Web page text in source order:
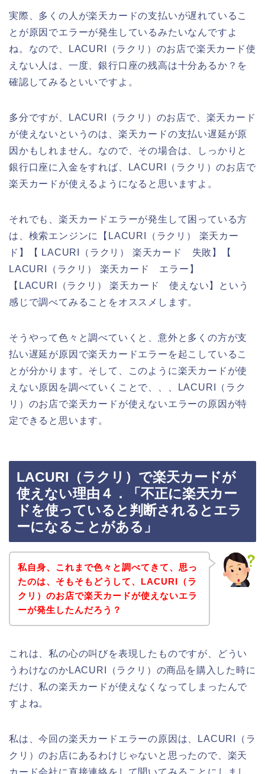
実際、多くの人が楽天カードの支払いが遅れているこ
とが原因でエラーが発生しているみたいなんですよ
ね。なので、LACURI（ラクリ）のお店で楽天カード使
えない人は、一度、銀行口座の残高は十分あるか？を
確認してみるといいですよ。
多分ですが、LACURI（ラクリ）のお店で、楽天カード
が使えないというのは、楽天カードの支払い遅延が原
因かもしれません。なので、その場合は、しっかりと
銀行口座に入金をすれば、LACURI（ラクリ）のお店で
楽天カードが使えるようになると思いますよ。
それでも、楽天カードエラーが発生して困っている方
は、検索エンジンに【LACURI（ラクリ） 楽天カー
ド】【 LACURI（ラクリ） 楽天カード 失敗】【
LACURI（ラクリ） 楽天カード エラー】
【LACURI（ラクリ） 楽天カード 使えない】という
感じで調べてみることをオススメします。
そうやって色々と調べていくと、意外と多くの方が支
払い遅延が原因で楽天カードエラーを起こしているこ
とが分かります。そして、このように楽天カードが使
えない原因を調べていくことで、、、LACURI（ラク
リ）のお店で楽天カードが使えないエラーの原因が特
定できると思います。
LACURI（ラクリ）で楽天カードが
使えない理由４．「不正に楽天カー
ドを使っていると判断されるとエラ
ーになることがある」
私自身、これまで色々と調べてきて、思っ
たのは、そもそもどうして、LACURI（ラ
クリ）のお店で楽天カードが使えないエラ
ーが発生したんだろう？
これは、私の心の叫びを表現したものですが、どうい
うわけなのかLACURI（ラクリ）の商品を購入した時に
だけ、私の楽天カードが使えなくなってしまったんで
すよね。
私は、今回の楽天カードエラーの原因は、LACURI（ラ
クリ）のお店にあるわけじゃないと思ったので、楽天
カード会社に直接連絡をして聞いてみることにしまし